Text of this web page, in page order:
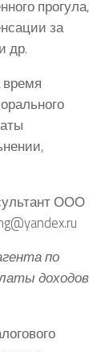
прогула,
за
др.
время
ООО
по
доходов